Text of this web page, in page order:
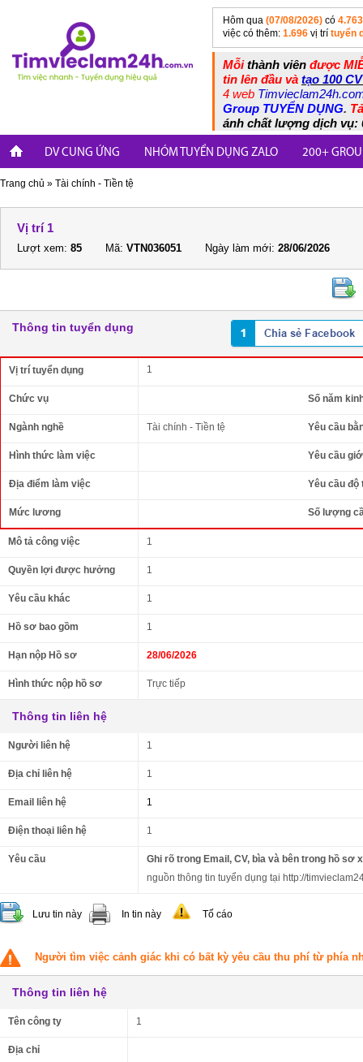
Hôm qua (07/08/2026) có 4.763
việc có thêm: 1.696 vị trí tuyển
Mỗithành viên được
tin lên đầu và tạo 100
4 web
Group TUYỂN DỤNG.
ánh chất lượng dịch vụ:
DV CUNG ỨNG NHÓM TUYỂN DỤNG ZALO 200+
Trang chủ » Tài chính - Tiền tệ
Vị trí 1
Lượt xem: 85 Mã: VTN036051 Ngày làm mới: 28/06/2026
Thông tin tuyển dụng
Vị trí tuyển dụng 1
Chức vụ Số năm
Ngành nghề Tài chính - Tiền tệ Yêu cầu
Hình thức làm việc Yêu cầu
Địa điểm làm việc Yêu cầu độ
Mức lương Số lượng
Mô tả công việc 1
Quyền lợi được hưởng 1
Yêu cầu khác 1
Hồ sơ bao gồm 1
Hạn nộp Hồ sơ 28/06/2026
Hình thức nộp hồ sơ Trực tiếp
Thông tin liên hệ
Người liên hệ 1
Địa chỉ liên hệ 1
Email liên hệ 1
Điện thoại liên hệ 1
Yêu cầu
Ghi rõ trong Email, CV, bìa và bên trong hồ sơ
nguồn thông tin tuyển dụng tại http://
Lưu tin này In tin này Tố cáo
Người tìm việc cảnh giác khi có bất kỳ yêu cầu thu phí từ phía
Thông tin liên hệ
Tên công ty 1
Địa chỉ